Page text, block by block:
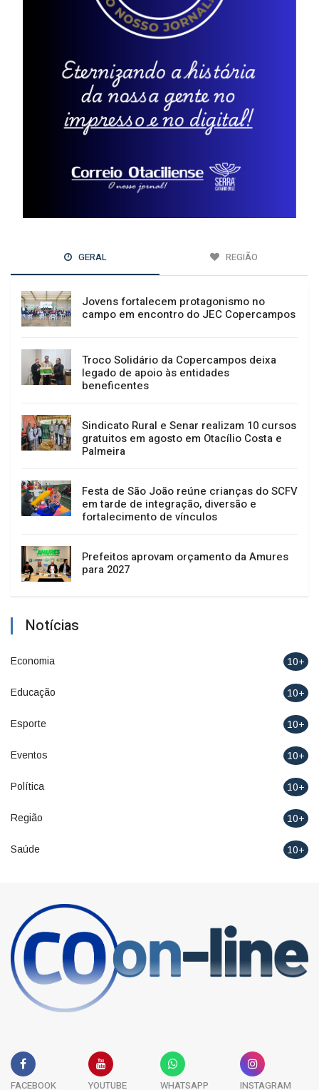
GERAL REGIÃO
Jovens fortalecem protagonismo no
campo em encontro do JEC Copercampos
Troco Solidário da Copercampos deixa
legado de apoio às entidades
beneficentes
Sindicato Rural e Senar realizam 10 cursos
gratuitos em agosto em Otacílio Costa e
Palmeira
Festa de São João reúne crianças do SCFV
em tarde de integração, diversão e
fortalecimento de vínculos
Prefeitos aprovam orçamento da Amures
para 2027
Notícias
Economia 10+
Educação 10+
Esporte 10+
Eventos 10+
Política 10+
Região 10+
Saúde 10+
FACEBOOK YOUTUBE WHATSAPP INSTAGRAM